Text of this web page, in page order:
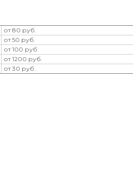
от 80 руб.
от 50 руб.
от 100 руб.
от 1200 руб.
от 30 руб.